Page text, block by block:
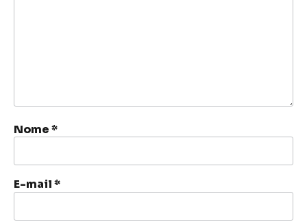
Nome*
E-mail*